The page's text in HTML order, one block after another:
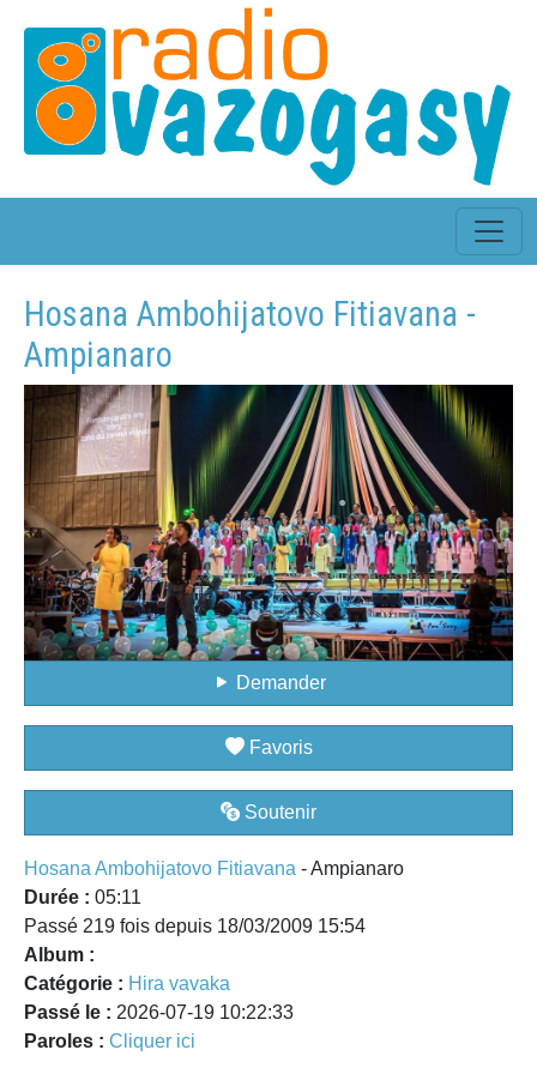
Hosana Ambohijatovo Fitiavana -
Ampianaro
Demander
Favoris
Soutenir
Hosana Ambohijatovo Fitiavana - Ampianaro
Durée : 05:11
Passé 219 fois depuis 18/03/2009 15:54
Album :
Catégorie : Hira vavaka
Passé le : 2026-07-19 10:22:33
Paroles : Cliquer ici